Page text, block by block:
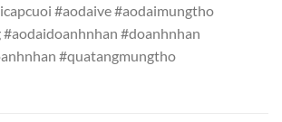
#aodaive #aodaimungtho
#doanhnhan
#quatangmungtho